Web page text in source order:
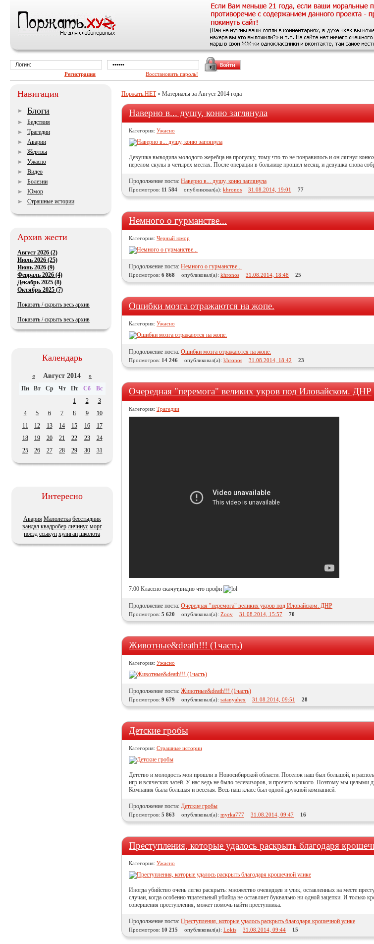
Поржать.НЕТ» Материалы за Август 2014 года
Наверно в... душу, коню заглянула
Категория: Ужасно
Девушка выводила молодого жеребца на прогулку, тому что-то не понравилось и он лягнул
перелом скулы в четырех местах. После операции в больнице прошел месяц, и девушка снова
Продолжение поста: Наверно в... душу, коню заглянула
Просмотров: 11 584 опубликовал(а): khronos 31.08.2014, 19:01 77
Немного о гурманстве...
Категория: Черный юмор
Продолжение поста: Немного о гурманстве...
Просмотров: 6 868 опубликовал(а): khronos 31.08.2014, 18:48 25
Ошибки мозга отражаются на жопе.
Категория: Ужасно
Продолжение поста: Ошибки мозга отражаются на жопе.
Просмотров: 14 246 опубликовал(а): khronos 31.08.2014, 18:42 23
Очередная "перемога" великих укров под Иловайском. ДНР
Категория: Трагедии
7:00 Классно скачут,видно что профи
Продолжение поста: Очередная "перемога" великих укров под Иловайском. ДНР
Просмотров: 5 620 опубликовал(а): Zoov 31.08.2014, 15:57 70
Животные&death!!! (1часть)
Категория: Ужасно
Продолжение поста: Животные&death!!! (1часть)
Просмотров: 9 679 опубликовал(а): satanyahex 31.08.2014, 09:51 28
Детские гробы
Категория: Страшные истории
Детство и молодость мои прошли в Новосибирской области. Поселок наш был большой, и
игр и всяческих затей. У нас ведь не было телевизоров, и прочего всякого. Поэтому мы
Компания была большая и веселая. Весь наш класс был одной дружной компанией.
Продолжение поста: Детские гробы
Просмотров: 5 863 опубликовал(а): myrka777 31.08.2014, 09:47 16
Преступления, которые удалось раскрыть благодаря
Категория: Ужасно
Иногда убийство очень легко раскрыть: множество очевидцев и улик, оставленных на месте
случаи, когда особенно тщательный убийца не оставляет буквально ни одной зацепки. И только
совершения преступления, может помочь найти преступника.
Продолжение поста: Преступления, которые удалось раскрыть благодаря крошечной улике
Просмотров: 10 215 опубликовал(а): Lokis 31.08.2014, 09:44 15
Навигация
Блоги
Бедствия
Трагедии
Аварии
Жертвы
Ужасно
Видео
Болезни
Юмор
Страшные истории
Архив жести
Август 2026 (2)
Июль 2026 (25)
Июнь 2026 (9)
Февраль 2026 (4)
Декабрь 2025 (8)
Октябрь 2025 (7)
Показать / скрыть весь архив
Показать / скрыть весь архив
Календарь
« Август 2014 »
Пн
Вт Ср Чт Пт Сб
Вс
1
2
3
4
5 6 7 8 9
10
11
12 13 14 15 16
17
18
19 20 21 22 23
24
25
26 27 28 29 30 31
Интересно
Авария Малолетка бесстыдник
вандал квадробер личинус морг
поезд ссыкун хулиган школота
Регистрация Восстановить пароль!